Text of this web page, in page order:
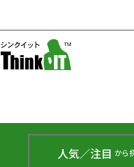
人気／注目 から